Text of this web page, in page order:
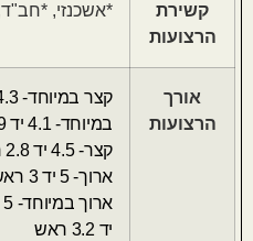
קשירת
הרצועות
*אשכנזי,
אורך
הרצועות
קצר במיוחד- 4.3 של יד 2.8 ראש
במיוחד- 4.1 יד 2.9 ראש
קצר- 4.5 יד 2.8 ראש
ארוך- 5 יד 3 ראש
ארוך במיוחד- 5 יד 3 ראש
יד 3.2 ראש